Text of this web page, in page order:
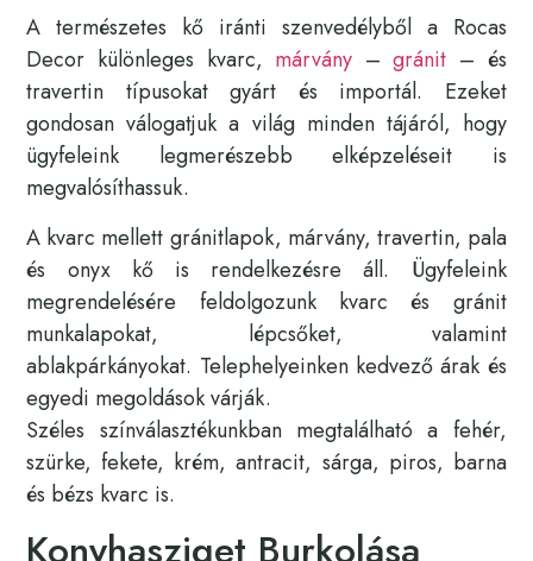
A természetes kő iránti szenvedélyből a Rocas
Decor különleges kvarc, márvány –gránit – és
travertin típusokat gyárt és importál. Ezeket
gondosan válogatjuk a világ minden tájáról, hogy
ügyfeleink legmerészebb elképzeléseit is
megvalósíthassuk.
A kvarc mellett gránitlapok, márvány, travertin, pala
és onyx kő is rendelkezésre áll. Ügyfeleink
megrendelésére feldolgozunk kvarc és gránit
munkalapokat, lépcsőket, valamint
ablakpárkányokat. Telephelyeinken kedvező árak és
egyedi megoldások várják.
Széles színválasztékunkban megtalálható a fehér,
szürke, fekete, krém, antracit, sárga, piros, barna
és bézs kvarc is.